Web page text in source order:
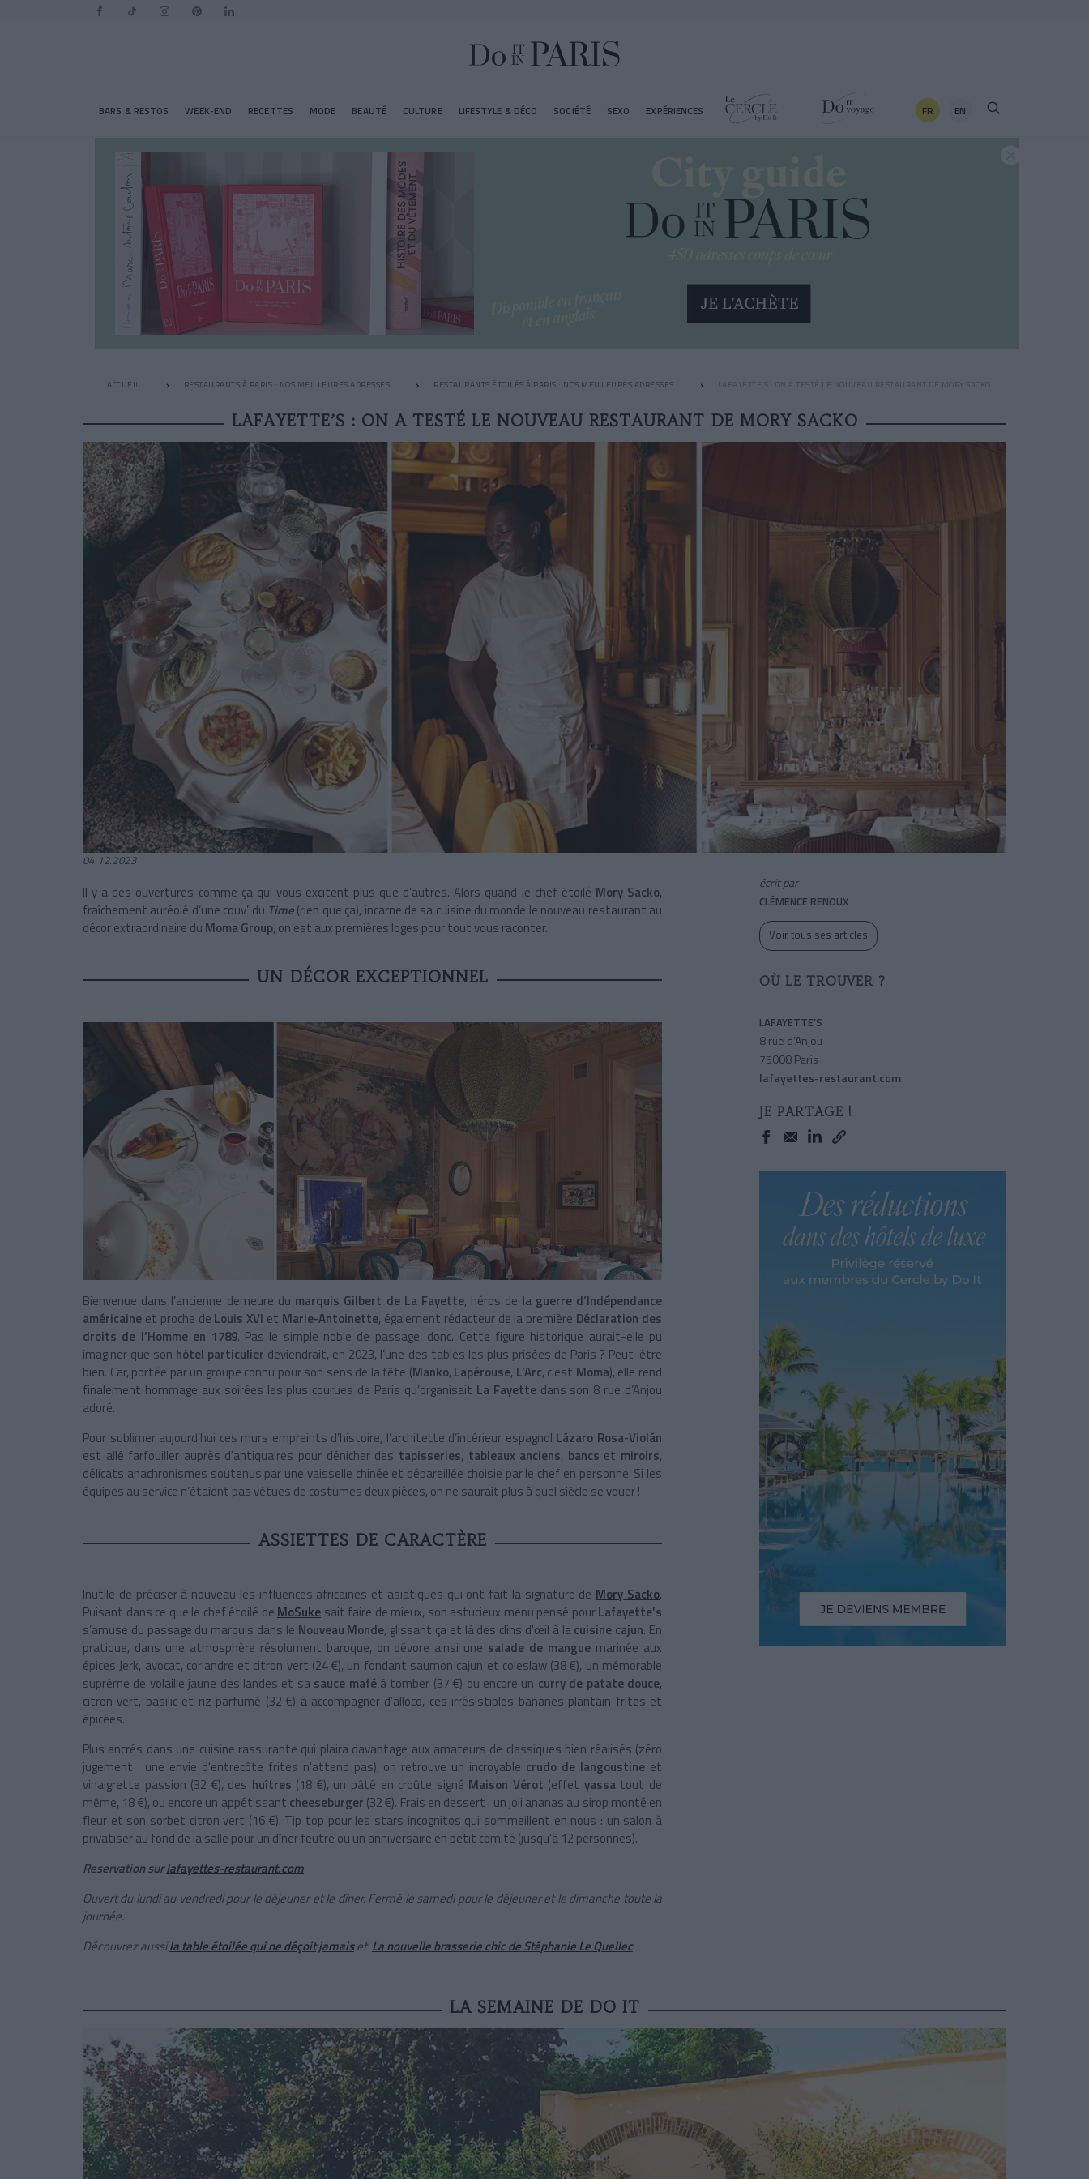
BARS & RESTOS WEEK-END RECETTES MODE BEAUTÉ CULTURE LIFESTYLE & DÉCO SOCIÉTÉ SEXO EXPÉRIENCES FR EN
ACCUEIL RESTAURANTS À PARIS : NOS MEILLEURES ADRESSES RESTAURANTS ÉTOILÉS À PARIS : NOS MEILLEURES ADRESSES LAFAYETTE’S : ON A TESTÉ LE NOUVEAU RESTAURANT DE MORY SACKO
LAFAYETTE’S : ON A TESTÉ LE NOUVEAU RESTAURANT DE MORY SACKO
04.12.2023
Il y a des ouvertures comme ça qui vous excitent plus que d’autres. Alors quand le chef étoilé Mory Sacko,
fraîchement auréolé d’une couv’ du Time(rien que ça), incarne de sa cuisine du monde le nouveau restaurant au
décor extraordinaire du Moma Group, on est aux premières loges pour tout vous raconter.
UN DÉCOR EXCEPTIONNEL
Bienvenue dans l’ancienne demeure du marquis Gilbert de La Fayette, héros de la guerre d’Indépendance
américaine et proche de Louis XVI et Marie-Antoinette, également rédacteur de la première Déclaration des
droits de l’Homme en 1789. Pas le simple noble de passage, donc. Cette figure historique aurait-elle pu
imaginer que son hôtel particulier deviendrait, en 2023, l’une des tables les plus prisées de Paris ? Peut-être
bien. Car, portée par un groupe connu pour son sens de la fête (Manko, Lapérouse, L’Arc, c’est Moma), elle rend
finalement hommage aux soirées les plus courues de Paris qu’organisait La Fayette dans son 8 rue d’Anjou
adoré.
Pour sublimer aujourd’hui ces murs empreints d’histoire, l’architecte d’intérieur espagnol Lázaro Rosa-Violán
est allé farfouiller auprès d'antiquaires pour dénicher des tapisseries, tableaux anciens, bancs et miroirs,
délicats anachronismes soutenus par une vaisselle chinée et dépareillée choisie par le chef en personne. Si les
équipes au service n’étaient pas vêtues de costumes deux pièces, on ne saurait plus à quel siècle se vouer !
ASSIETTES DE CARACTÈRE
Inutile de préciser à nouveau les influences africaines et asiatiques qui ont fait la signature de Mory Sacko.
Puisant dans ce que le chef étoilé de MoSuke sait faire de mieux, son astucieux menu pensé pourLafayette’s
s’amuse du passage du marquis dans le Nouveau Monde, glissant ça et là des clins d'œil à lacuisine cajun. En
pratique, dans une atmosphère résolument baroque, on dévore ainsi une salade de mangue marinée aux
épices Jerk, avocat, coriandre et citron vert (24 €), un fondant saumon cajun et coleslaw (38 €), un mémorable
suprême de volaille jaune des landes et sasauce mafé à tomber (37 €) ou encore un curry de patate douce,
citron vert, basilic et riz parfumé (32 €) à accompagner d’alloco, ces irrésistibles bananes plantain frites et
épicées.
Plus ancrés dans une cuisine rassurante qui plaira davantage aux amateurs de classiques bien réalisés (zéro
jugement : une envie d'entrecôte frites n'attend pas), on retrouve un incroyable crudo de langoustine et
vinaigrette passion (32 €), des huîtres (18 €), un pâté en croûte signé Maison Vérot (effet yassa tout de
même, 18 €), ou encore un appétissant cheeseburger (32 €). Frais en dessert : un joli ananas au sirop monté en
fleur et son sorbet citron vert (16 €). Tip top pour les stars incognitos qui sommeillent en nous : un salon à
privatiser au fond de la salle pour un dîner feutré ou un anniversaire en petit comité (jusqu’à 12 personnes).
Reservation surlafayettes-restaurant.com
Ouvert du lundi au vendredi pour le déjeuner et le dîner. Fermé le samedi pour le déjeuner et le dimanche toute la
journée.
Découvrez aussila table étoilée qui ne déçoit jamaiset La nouvelle brasserie chic de Stéphanie Le Quellec
écrit par
CLÉMENCE RENOUX
Voir tous ses articles
OÙ LE TROUVER ?
LAFAYETTE’S
8 rue d’Anjou
75008 Paris
lafayettes-restaurant.com
JE PARTAGE !
LA SEMAINE DE DO IT